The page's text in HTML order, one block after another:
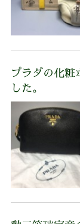
プラダの化粧
した。